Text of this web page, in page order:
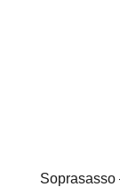
Soprasasso